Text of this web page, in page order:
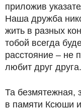
приложив
Наша дружба
жить в разных
тобой всегда
расстояние – не
любит друг друга.
Та безмятежная,
в памяти Ксюши